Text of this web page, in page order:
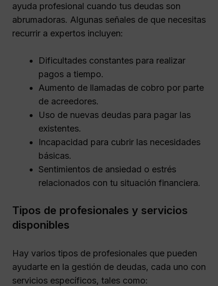
ayuda profesional cuando tus deudas son
abrumadoras. Algunas señales de que necesitas
recurrir a expertos incluyen:
Dificultades constantes para realizar
pagos a tiempo.
Aumento de llamadas de cobro por parte
de acreedores.
Uso de nuevas deudas para pagar las
existentes.
Incapacidad para cubrir las necesidades
básicas.
Sentimientos de ansiedad o estrés
relacionados con tu situación financiera.
Tipos de profesionales y servicios
disponibles
Hay varios tipos de profesionales que pueden
ayudarte en la gestión de deudas, cada uno con
servicios específicos, tales como: